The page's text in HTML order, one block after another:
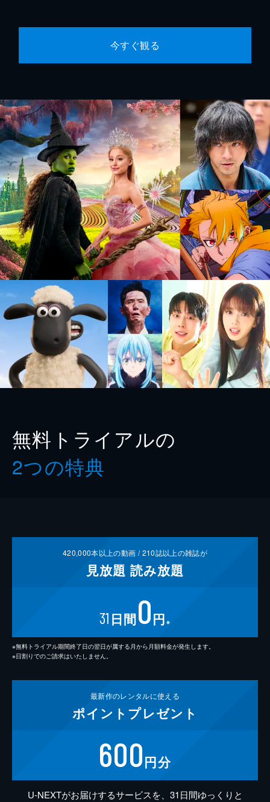
今すぐ観る
無料トライアルの
2つの特典
420,000本以上の動画 /210誌以上の雑誌が
見放題 読み放題
31 日間0円 ※
※無料トライアル期間終了日の翌日が属する月から月額料金が発生します。
※日割りでのご請求はいたしません。
最新作のレンタルに使える
ポイント プレゼント
600円分
U-NEXTがお届けするサービスを、31日間ゆっくりと